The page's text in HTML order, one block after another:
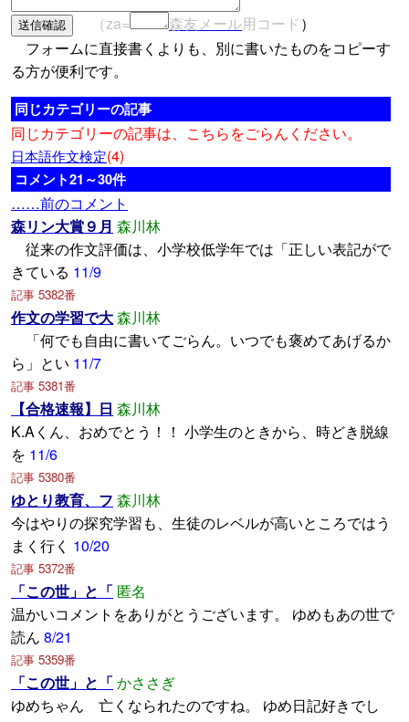
（za= 森友メール用コード）
フォームに直接書くよりも、別に書いたものをコピーす
る方が便利です。
同じカテゴリーの記事
同じカテゴリーの記事は、こちらをごらんください。
日本語作文検定(4)
コメント21～30件
……前のコメント
森リン大賞９月 森川林
従来の作文評価は、小学校低学年では「正しい表記がで
きている 11/9
記事 5382番
作文の学習で大森川林
「何でも自由に書いてごらん。いつでも褒めてあげるか
ら」とい 11/7
記事 5381番
【合格速報】日 森川林
K.Aくん、おめでとう！！ 小学生のときから、時どき脱線
を 11/6
記事 5380番
ゆとり教育、フ 森川林
今はやりの探究学習も、生徒のレベルが高いところではう
まく行く 10/20
記事 5372番
「この世」と「 匿名
温かいコメントをありがとうございます。 ゆめもあの世で
読ん 8/21
記事 5359番
「この世」と「 かささぎ
ゆめちゃん 亡くなられたのですね。 ゆめ日記好きでし